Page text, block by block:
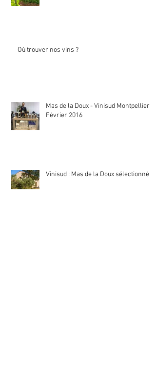
Où trouver nos vins ?
Mas de la Doux - Vinisud Montpellier
Février 2016
Vinisud : Mas de la Doux sélectionné !